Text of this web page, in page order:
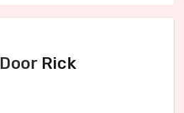
Door Rick